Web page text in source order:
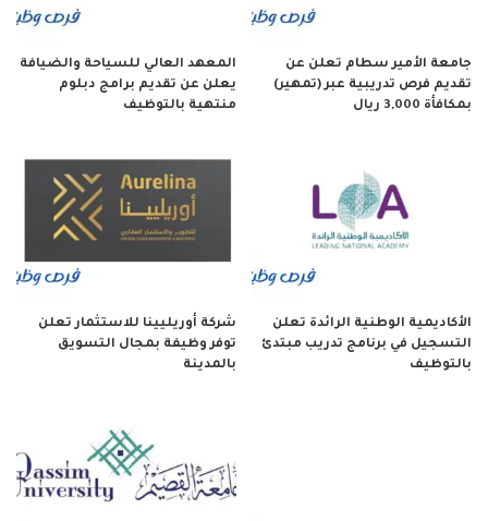
جامعة الأمير سطام تعلن عن
تقديم فرص تدريبية عبر (تمهير)
بمكافأة 3,000 ريال
المعهد العالي للسياحة والضيافة
يعلن عن تقديم برامج دبلوم
منتهية بالتوظيف
الأكاديمية الوطنية الرائدة تعلن
التسجيل في برنامج تدريب مبتدئ
بالتوظيف
شركة أوريليينا للاستثمار تعلن
توفر وظيفة بمجال التسويق
بالمدينة